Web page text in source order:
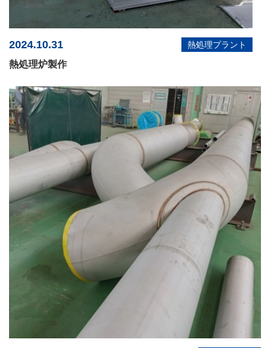
2024.10.31 熱処理プラント
熱処理炉製作